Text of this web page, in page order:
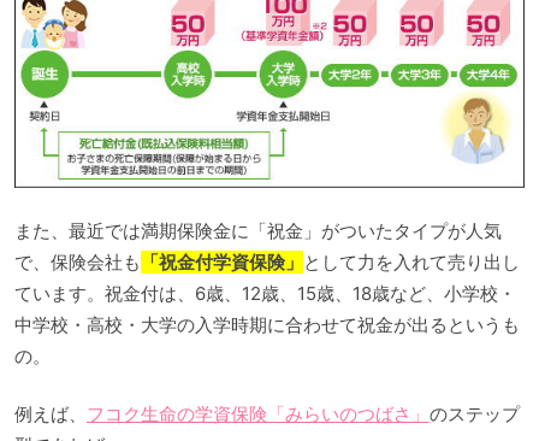
また、最近では満期保険金に「祝金」がついたタイプが人気
で、保険会社も 「祝金付学資保険」 として力を入れて売り出し
ています。祝金付は、6歳、12歳、15歳、18歳など、小学校・
中学校・高校・大学の入学時期に合わせて祝金が出るというも
の。
例えば、 フコク生命の学資保険「みらいのつばさ」 のステップ